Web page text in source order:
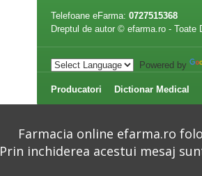
Telefoane eFarma: 0727515368
Dreptul de autor © efarma.ro - Toate
Powered by
Producatori Dictionar Medical
Farmacia online efarma.ro
Prin inchiderea acestui mesaj